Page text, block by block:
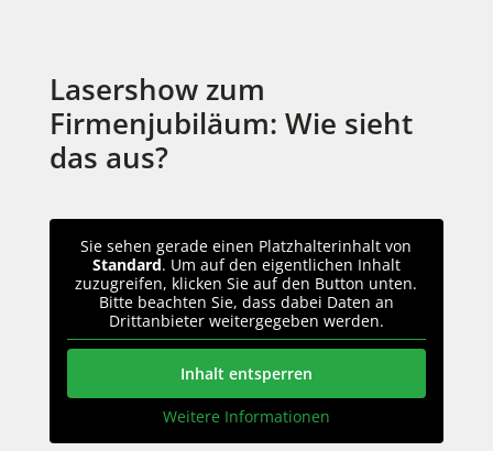
Lasershow zum
Firmenjubiläum: Wie sieht
das aus?
Sie sehen gerade einen Platzhalterinhalt von
Standard. Um auf den eigentlichen Inhalt
zuzugreifen, klicken Sie auf den Button unten.
Bitte beachten Sie, dass dabei Daten an
Drittanbieter weitergegeben werden.
Inhalt entsperren
Weitere Informationen